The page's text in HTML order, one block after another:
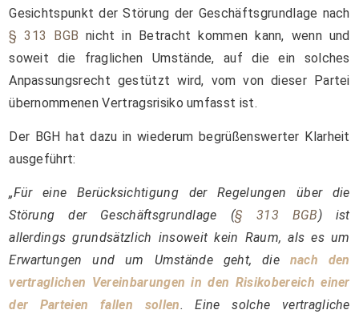
Gesichtspunkt der Störung der Geschäftsgrundlage nach
§ 313 BGB nicht in Betracht kommen kann, wenn und
soweit die fraglichen Umstände, auf die ein solches
Anpassungsrecht gestützt wird, vom von dieser Partei
übernommenen Vertragsrisiko umfasst ist.
Der BGH hat dazu in wiederum begrüßenswerter Klarheit
ausgeführt:
„Für eine Berücksichtigung der Regelungen über die
Störung der Geschäftsgrundlage (§ 313 BGB) ist
allerdings grundsätzlich insoweit kein Raum, als es um
Erwartungen und um Umstände geht, die nach den
vertraglichen Vereinbarungen in den Risikobereich einer
der Parteien fallen sollen. Eine solche vertragliche